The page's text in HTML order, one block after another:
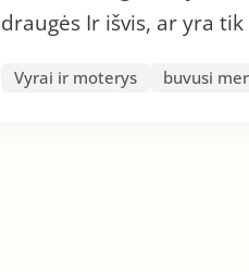
draugės Ir išvis, ar yra
Vyrai ir moterys buvusi